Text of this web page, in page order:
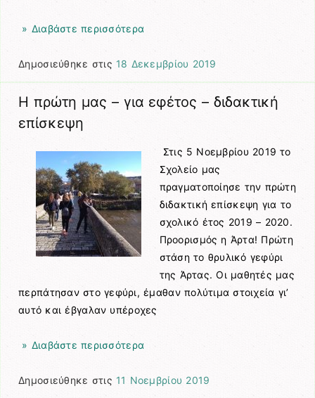
» Διαβάστε περισσότερα
Δημοσιεύθηκε στις 18 Δεκεμβρίου 2019
Η πρώτη μας – για εφέτος – διδακτική
επίσκεψη
Στις 5 Νοεμβρίου 2019 το
Σχολείο μας
πραγματοποίησε την πρώτη
διδακτική επίσκεψη για το
σχολικό έτος 2019 – 2020.
Προορισμός η Άρτα! Πρώτη
στάση το θρυλικό γεφύρι
της Άρτας. Οι μαθητές μας
περπάτησαν στο γεφύρι, έμαθαν πολύτιμα στοιχεία γι’
αυτό και έβγαλαν υπέροχες
» Διαβάστε περισσότερα
Δημοσιεύθηκε στις 11 Νοεμβρίου 2019